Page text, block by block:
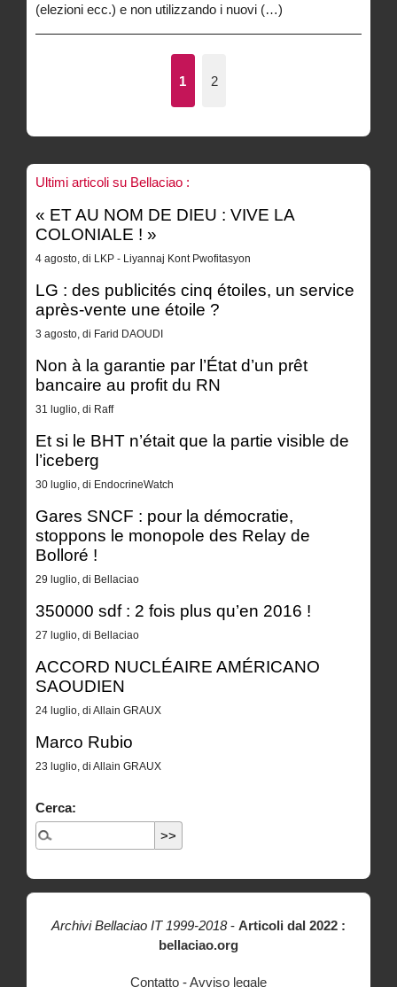
(elezioni ecc.) e non utilizzando i nuovi (…)
1 2
Ultimi articoli su Bellaciao :
« ET AU NOM DE DIEU : VIVE LA
COLONIALE ! »
4 agosto, di LKP - Liyannaj Kont Pwofitasyon
LG : des publicités cinq étoiles, un service
après-vente une étoile ?
3 agosto, di Farid DAOUDI
Non à la garantie par l’État d’un prêt
bancaire au profit du RN
31 luglio, di Raff
Et si le BHT n’était que la partie visible de
l’iceberg
30 luglio, di EndocrineWatch
Gares SNCF : pour la démocratie,
stoppons le monopole des Relay de
Bolloré !
29 luglio, di Bellaciao
350000 sdf : 2 fois plus qu’en 2016 !
27 luglio, di Bellaciao
ACCORD NUCLÉAIRE AMÉRICANO
SAOUDIEN
24 luglio, di Allain GRAUX
Marco Rubio
23 luglio, di Allain GRAUX
Cerca:
Archivi Bellaciao IT 1999-2018- Articoli dal 2022 :
bellaciao.org
Contatto -Avviso legale